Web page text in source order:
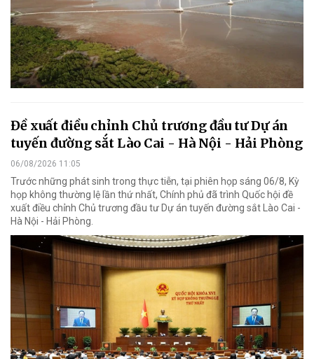
Đề xuất điều chỉnh Chủ trương đầu tư Dự án
tuyến đường sắt Lào Cai - Hà Nội - Hải Phòng
06/08/2026 11:05
Trước những phát sinh trong thực tiễn, tại phiên họp sáng 06/8, Kỳ
họp không thường lệ lần thứ nhất, Chính phủ đã trình Quốc hội đề
xuất điều chỉnh Chủ trương đầu tư Dự án tuyến đường sắt Lào Cai -
Hà Nội - Hải Phòng.